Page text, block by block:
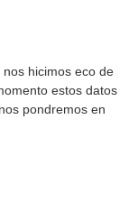
hicimos eco de
estos datos
pondremos en